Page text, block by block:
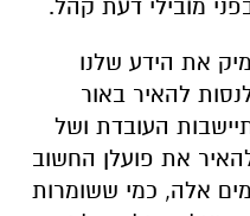
מובילי דעת קהל.
את הידע שלנו
להאיר באור
העובדת ושל
את פועלן החשוב
אלה, כמי ששומרות